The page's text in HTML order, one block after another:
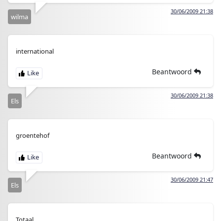
30/06/2009 21:38
wilma
international
Beantwoord
30/06/2009 21:38
Els
groentehof
Beantwoord
30/06/2009 21:47
Els